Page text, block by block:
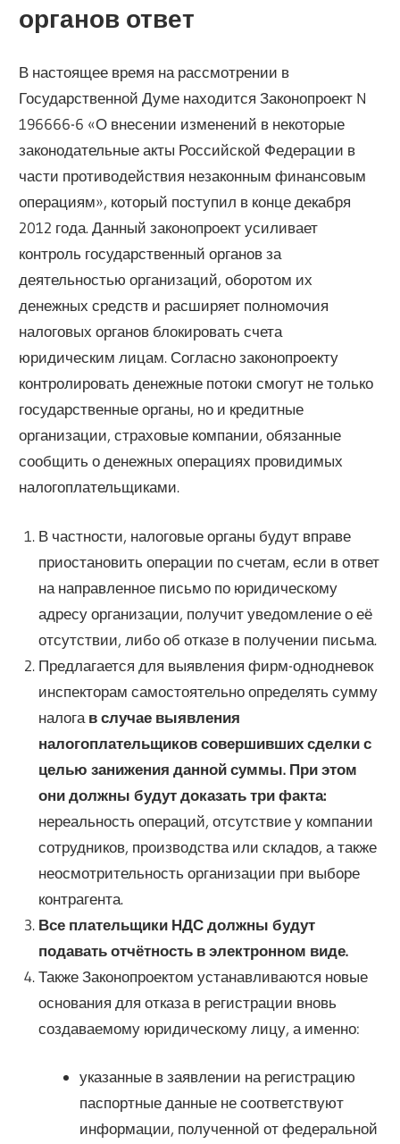
органов ответ
В настоящее время на рассмотрении в
Государственной Думе находится Законопроект N
196666-6 «О внесении изменений в некоторые
законодательные акты Российской Федерации в
части противодействия незаконным финансовым
операциям», который поступил в конце декабря
2012 года. Данный законопроект усиливает
контроль государственный органов за
деятельностью организаций, оборотом их
денежных средств и расширяет полномочия
налоговых органов блокировать счета
юридическим лицам. Согласно законопроекту
контролировать денежные потоки смогут не только
государственные органы, но и кредитные
организации, страховые компании, обязанные
сообщить о денежных операциях провидимых
налогоплательщиками.
В частности, налоговые органы будут вправе
приостановить операции по счетам, если в ответ
на направленное письмо по юридическому
адресу организации, получит уведомление о её
отсутствии, либо об отказе в получении письма.
Предлагается для выявления фирм-однодневок
инспекторам самостоятельно определять сумму
налога в случае выявления
налогоплательщиков совершивших сделки с
целью занижения данной суммы. При этом
они должны будут доказать три факта:
нереальность операций, отсутствие у компании
сотрудников, производства или складов, а также
неосмотрительность организации при выборе
контрагента.
Все плательщики НДС должны будут
подавать отчётность в электронном виде.
Также Законопроектом устанавливаются новые
основания для отказа в регистрации вновь
создаваемому юридическому лицу, а именно:
указанные в заявлении на регистрацию
паспортные данные не соответствуют
информации, полученной от федеральной